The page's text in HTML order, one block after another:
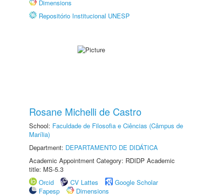
Dimensions
Repositório Institucional UNESP
Rosane Michelli de Castro
School: Faculdade de Filosofia e Ciências (Câmpus de
Marília)
Department: DEPARTAMENTO DE DIDÁTICA
Academic Appointment Category: RDIDP Academic
title: MS-5.3
Orcid
CV Lattes
Google Scholar
Fapesp
Dimensions